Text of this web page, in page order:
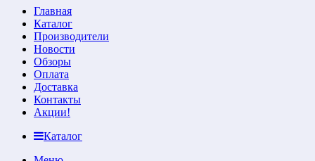
Главная
Каталог
Производители
Новости
Обзоры
Оплата
Доставка
Контакты
Акции!
Каталог